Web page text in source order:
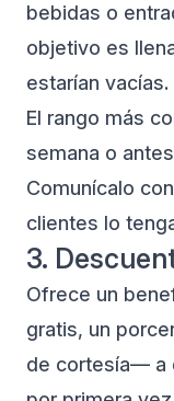
bebidas o
objetivo es
estarían vacías.
El rango más
semana o
Comunícalo
clientes lo
3.
Ofrece un
gratis, un
de cortesía— a